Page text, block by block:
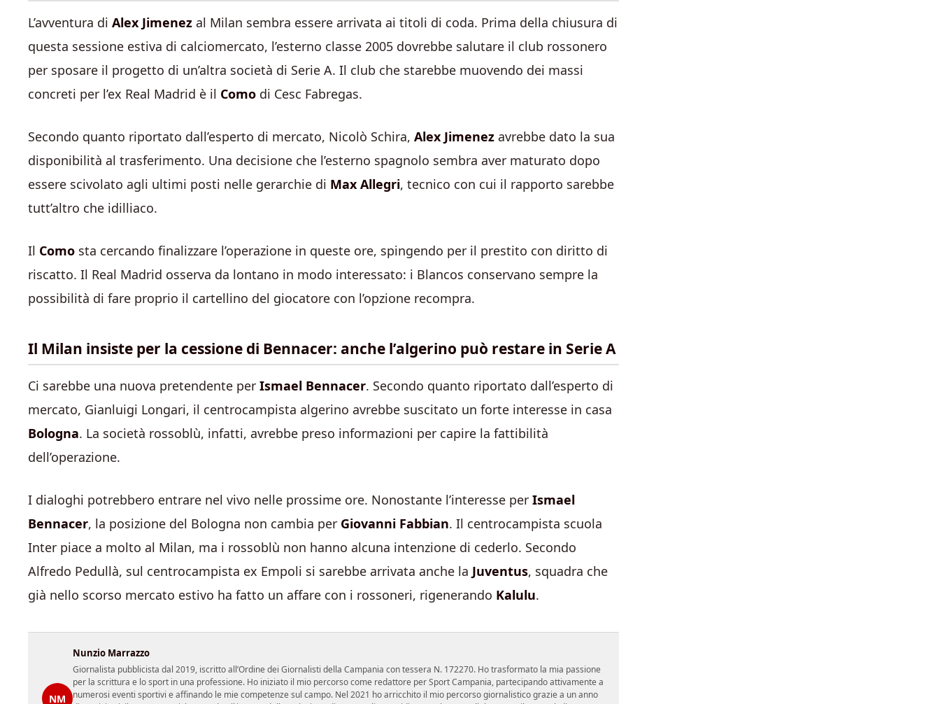
L’avventura di Alex Jimenez al Milan sembra essere arrivata ai titoli di coda. Prima della chiusura di
questa sessione estiva di calciomercato, l’esterno classe 2005 dovrebbe salutare il club rossonero
per sposare il progetto di un’altra società di Serie A. Il club che starebbe muovendo dei massi
concreti per l’ex Real Madrid è il Como di Cesc Fabregas.
Secondo quanto riportato dall’esperto di mercato, Nicolò Schira, Alex Jimenez avrebbe dato la sua
disponibilità al trasferimento. Una decisione che l’esterno spagnolo sembra aver maturato dopo
essere scivolato agli ultimi posti nelle gerarchie di Max Allegri, tecnico con cui il rapporto sarebbe
tutt’altro che idilliaco.
Il Como sta cercando finalizzare l’operazione in queste ore, spingendo per il prestito con diritto di
riscatto. Il Real Madrid osserva da lontano in modo interessato: i Blancos conservano sempre la
possibilità di fare proprio il cartellino del giocatore con l’opzione recompra.
Il Milan insiste per la cessione di Bennacer: anche l’algerino può restare in Serie A
Ci sarebbe una nuova pretendente per Ismael Bennacer. Secondo quanto riportato dall’esperto di
mercato, Gianluigi Longari, il centrocampista algerino avrebbe suscitato un forte interesse in casa
Bologna. La società rossoblù, infatti, avrebbe preso informazioni per capire la fattibilità
dell’operazione.
I dialoghi potrebbero entrare nel vivo nelle prossime ore. Nonostante l’interesse per Ismael
Bennacer, la posizione del Bologna non cambia per Giovanni Fabbian. Il centrocampista scuola
Inter piace a molto al Milan, ma i rossoblù non hanno alcuna intenzione di cederlo. Secondo
Alfredo Pedullà, sul centrocampista ex Empoli si sarebbe arrivata anche la Juventus, squadra che
già nello scorso mercato estivo ha fatto un affare con i rossoneri, rigenerando Kalulu.
NM
Nunzio Marrazzo
Giornalista pubblicista dal 2019, iscritto all’Ordine dei Giornalisti della Campania con tessera N. 172270. Ho trasformato la mia passione
per la scrittura e lo sport in una professione. Ho iniziato il mio percorso come redattore per Sport Campania, partecipando attivamente a
numerosi eventi sportivi e affinando le mie competenze sul campo. Nel 2021 ho arricchito il mio percorso giornalistico grazie a un anno